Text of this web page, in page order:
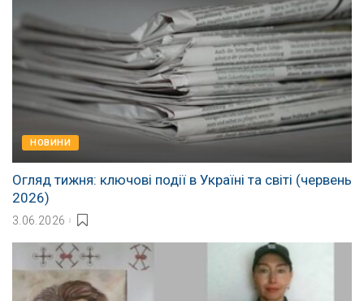
НОВИНИ
Огляд тижня: ключові події в Україні та світі (червень
2026)
3.06.2026